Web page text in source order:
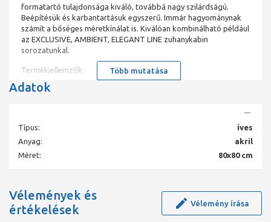
formatartó tulajdonsága kiváló, továbbá nagy szilárdságú.
Beépítésük és karbantartásuk egyszerű. Immár hagyománynak
számít a bőséges méretkínálat is. Kiválóan kombinálható például
az EXCLUSIVE, AMBIENT, ELEGANT LINE zuhanykabin
sorozatunkal.
Termékjellemzők:
rádiusz: r550
Gyártó: Roltechnik
Garancia 24 hónap?
Termékverziók:
Cikkszám:8000007
Méret:80x80x15 cm
Több mutatása
Adatok
Típus:
íves
Anyag:
akril
Méret:
80x80 cm
Vélemények és
értékelések
Vélemény írása